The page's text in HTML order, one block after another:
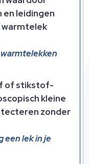
en leidingen
warmtelek
of stikstof-
kleine
zonder
een lek in je